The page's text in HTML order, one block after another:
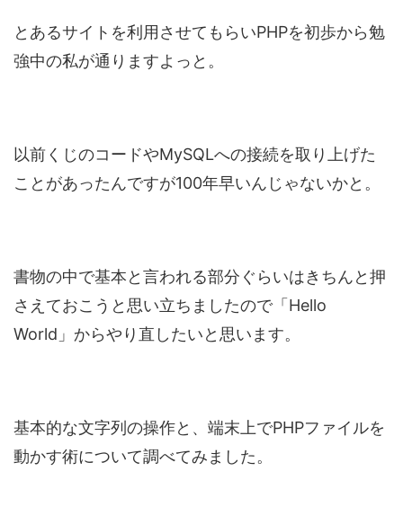
とあるサイトを利用させてもらいPHPを初歩から勉
強中の私が通りますよっと。
以前くじのコードやMySQLへの接続を取り上げた
ことがあったんですが100年早いんじゃないかと。
書物の中で基本と言われる部分ぐらいはきちんと押
さえておこうと思い立ちましたので「Hello
World」からやり直したいと思います。
基本的な文字列の操作と、端末上でPHPファイルを
動かす術について調べてみました。